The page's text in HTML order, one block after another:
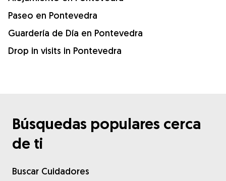
Paseo en Pontevedra
Guardería de Día en Pontevedra
Drop in visits in Pontevedra
Búsquedas populares cerca
de ti
Buscar Cuidadores